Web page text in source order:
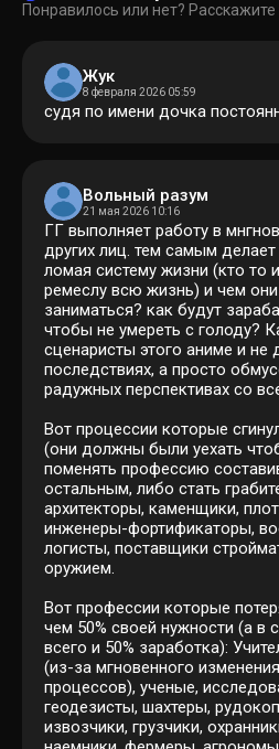
Понравилось или нет?
Жук
8 февраля 2026 05:59
судя по имени дочка
Вольный разум
21 мая 2026 10:16
ГГ выполняет работу в
других лиц. тем самым
ломая систему жизни (кто то
ремеслу всю жизнь) и чем они
заниматься? как будут
чтобы не умереть с голоду?
сценаристы этого аниме и
последствиях, а просто
радужных перспективах со
Вот процессии которые
(они должны были уехать
поменять профессию
остальным, либо стать
архитекторы, каменщики,
инженеры-фортификаторы,
логисты, поставщики
оружием.
Вот профессии которые
чем 50% своей нужности (а в
всего и 50% заработка):
(из-за мгновенного
процессов), ученые,
геодезисты, шахтеры,
извозчики, грузчики,